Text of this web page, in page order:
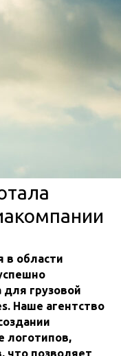
в области
грузовой
Наше агентство
логотипов,
что позволяет